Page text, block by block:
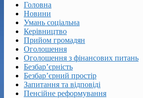
Головна
Новини
Умань соціальна
Керівництво
Прийом громадян
Оголошення
Оголошення з фінансових питань
Безбар’єрність
Безбар’єрний простір
Запитання та відповіді
Пенсійне реформування